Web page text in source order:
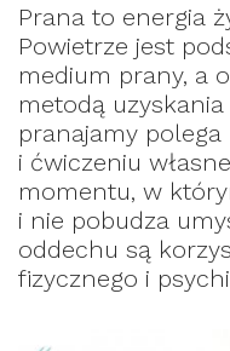
Prana to energia
Powietrze jest
medium prany, a
metodą
pranajamy
i ćwiczeniu
momentu, w
i nie pobudza
oddechu są
fizycznego i